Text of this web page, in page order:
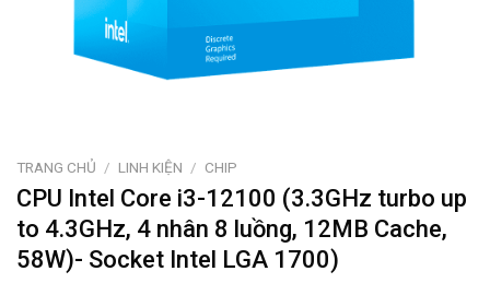
TRANG CHỦ / LINH KIỆN / CHIP
CPU Intel Core i3-12100 (3.3GHz turbo up
to 4.3GHz, 4 nhân 8 luồng, 12MB Cache,
58W)- Socket Intel LGA 1700)